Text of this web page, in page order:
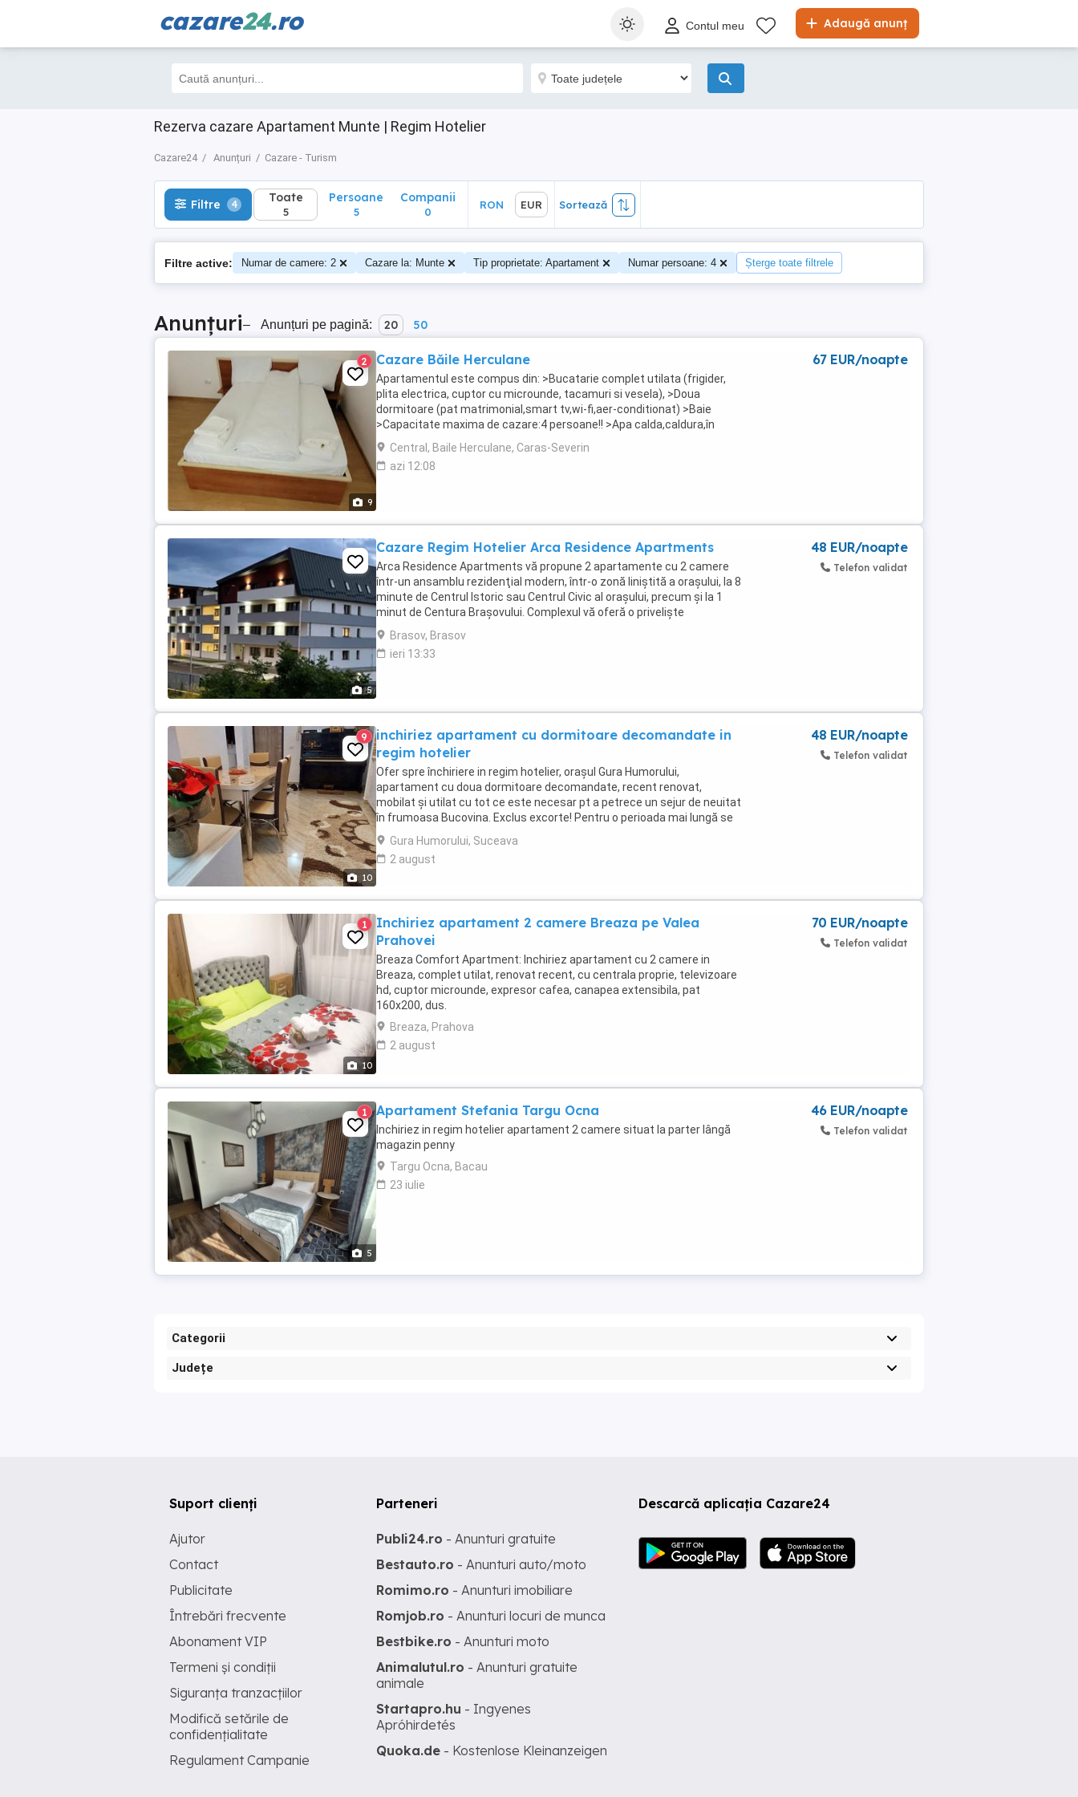
cazare24.ro Adaugă anunț
Contul meu
Rezerva cazare Apartament Munte | Regim Hotelier
Cazare24 Anunțuri Cazare - Turism
Filtre 4 Toate
5
Filtre 4 Toate
5
Persoane
5
Companii
0
RON EUR Sortează
Filtre active: Numar de camere: 2 Cazare la: Munte Tip proprietate: Apartament Numar persoane: 4 Șterge toate filtrele
Anunțuri– Anunțuri pe pagină: 20 50
9
2 Cazare Băile Herculane
Apartamentul este compus din: >Bucatarie complet utilata (frigider,
plita electrica, cuptor cu microunde, tacamuri si vesela), >Doua
dormitoare (pat matrimonial,smart tv,wi-fi,aer-conditionat) >Baie
>Capacitate maxima de cazare:4 persoane!! >Apa calda,caldura,în
permanentă, >Loc pentru fumat, >Totodata ...
Central, Baile Herculane, Caras-Severin
azi 12:08
67 EUR/noapte
5
Cazare Regim Hotelier Arca Residence Apartments
Arca Residence Apartments vă propune 2 apartamente cu 2 camere
într-un ansamblu rezidenţial modern, într-o zonă liniştită a oraşului, la 8
minute de Centrul Istoric sau Centrul Civic al oraşului, precum şi la 1
minut de Centura Braşovului. Complexul vă oferă o privelişte
încântătoare spre masivele Piatra ...
Brasov, Brasov
ieri 13:33
48 EUR/noapte
Telefon validat
10
9
inchiriez apartament cu dormitoare decomandate in
regim hotelier
Ofer spre închiriere in regim hotelier, orașul Gura Humorului,
apartament cu doua dormitoare decomandate, recent renovat,
mobilat și utilat cu tot ce este necesar pt a petrece un sejur de neuitat
în frumoasa Bucovina. Exclus excorte! Pentru o perioada mai lungă se
mai negociază.
Gura Humorului, Suceava
2 august
48 EUR/noapte
Telefon validat
10
1
Inchiriez apartament 2 camere Breaza pe Valea
Prahovei
Breaza Comfort Apartment: Inchiriez apartament cu 2 camere in
Breaza, complet utilat, renovat recent, cu centrala proprie, televizoare
hd, cuptor microunde, expresor cafea, canapea extensibila, pat
160x200, dus.
Breaza, Prahova
2 august
70 EUR/noapte
Telefon validat
5
1 Apartament Stefania Targu Ocna
Inchiriez in regim hotelier apartament 2 camere situat la parter lângă
magazin penny
Targu Ocna, Bacau
23 iulie
46 EUR/noapte
Telefon validat
Categorii
Județe
Descarcă aplicația Cazare24
Suport clienți
Ajutor
Contact
Publicitate
Întrebări frecvente
Abonament VIP
Termeni și condiții
Siguranța tranzacțiilor
Modifică setările de
confidențialitate
Regulament Campanie
Parteneri
Publi24.ro - Anunturi gratuite
Bestauto.ro - Anunturi auto/moto
Romimo.ro - Anunturi imobiliare
Romjob.ro - Anunturi locuri de munca
Bestbike.ro - Anunturi moto
Animalutul.ro - Anunturi gratuite
animale
Startapro.hu - Ingyenes
Apróhirdetés
Quoka.de - Kostenlose Kleinanzeigen